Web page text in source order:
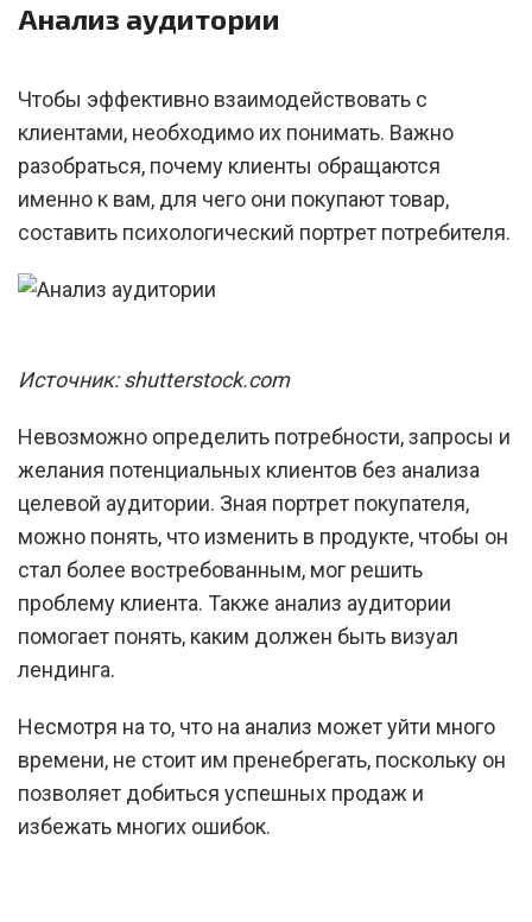
Анализ аудитории
Чтобы эффективно взаимодействовать с
клиентами, необходимо их понимать. Важно
разобраться, почему клиенты обращаются
именно к вам, для чего они покупают товар,
составить психологический портрет потребителя.
Источник: shutterstock.com
Невозможно определить потребности, запросы и
желания потенциальных клиентов без анализа
целевой аудитории. Зная портрет покупателя,
можно понять, что изменить в продукте, чтобы он
стал более востребованным, мог решить
проблему клиента. Также анализ аудитории
помогает понять, каким должен быть визуал
лендинга.
Несмотря на то, что на анализ может уйти много
времени, не стоит им пренебрегать, поскольку он
позволяет добиться успешных продаж и
избежать многих ошибок.